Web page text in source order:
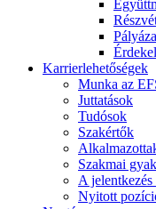
Karrierlehetőségek
Munka az
Juttatások
Tudósok
Szakértők
Szakmai
A jelentkezés
Nyitott